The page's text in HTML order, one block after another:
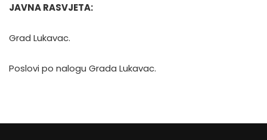
JAVNA RASVJETA:
Grad Lukavac.
Poslovi po nalogu Grada Lukavac.